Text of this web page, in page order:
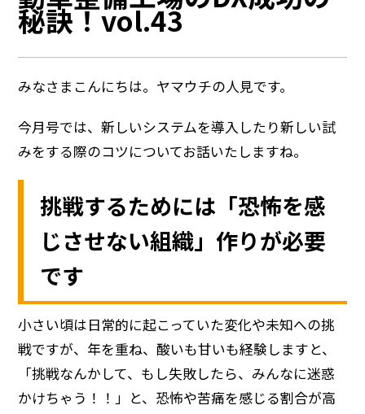
秘訣！vol.43
みなさまこんにちは。ヤマウチの人見です。
今月号では、新しいシステムを導入したり新しい試
みをする際のコツについてお話いたしますね。
挑戦するためには「恐怖を感
じさせない組織」作りが必要
です
小さい頃は日常的に起こっていた変化や未知への挑
戦ですが、年を重ね、酸いも甘いも経験しますと、
「挑戦なんかして、もし失敗したら、みんなに迷惑
かけちゃう！！」と、恐怖や苦痛を感じる割合が高